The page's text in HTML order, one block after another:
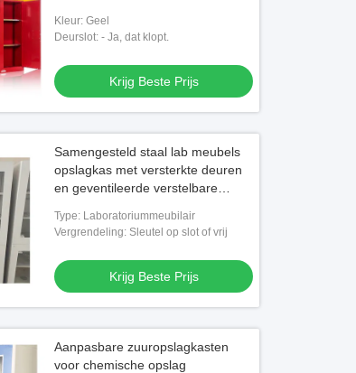
Kleur: Geel
Deurslot: - Ja, dat klopt.
Krijg Beste Prijs
Samengesteld staal lab meubels
opslagkas met versterkte deuren
en geventileerde verstelbare
Type: Laboratoriummeubilair
Vergrendeling: Sleutel op slot of vrij
Krijg Beste Prijs
Aanpasbare zuuropslagkasten
voor chemische opslag